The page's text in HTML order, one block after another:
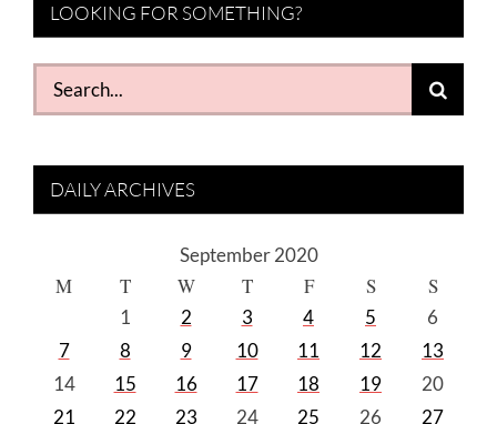
LOOKING FOR SOMETHING?
Search
for:
DAILY ARCHIVES
September 2020
M T W T F S S
1 2 3 4 5
6
7
8 9 10 11 12
13
14
15 16 17 18 19
20
21
22 23 24 25 26 27